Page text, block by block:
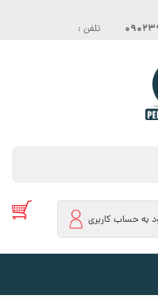
تلفن :
به حساب کاربری